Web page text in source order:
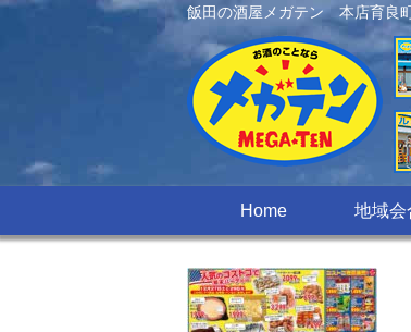
飯田の酒屋メガテン 本店育良
Home 地域会